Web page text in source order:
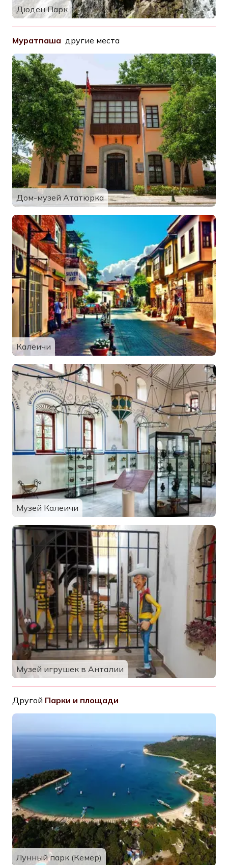
Дюден Парк
Муратпаша другие места
Дом-музей Ататюрка
Калеичи
Музей Калеичи
Музей игрушек в Анталии
Другой Парки и площади
Лунный парк (Кемер)